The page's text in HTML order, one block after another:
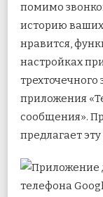
помимо
историю
нравится,
настройках
трехточечного
приложения
сообщения».
предлагает